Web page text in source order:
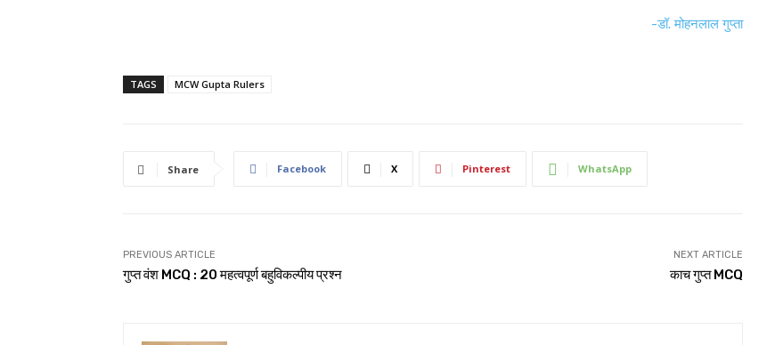
-डॉ. मोहनलाल गुप्ता
TAGS MCW Gupta Rulers
Share Facebook X Pinterest WhatsApp
PREVIOUS ARTICLE
गुप्त वंश MCQ : 20 महत्वपूर्ण बहुविकल्पीय प्रश्न
NEXT ARTICLE
काच गुप्त MCQ